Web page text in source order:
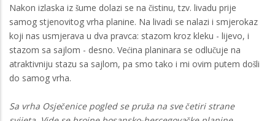
Nakon izlaska iz šume dolazi se na čistinu, tzv. livadu prije
samog stjenovitog vrha planine. Na livadi se nalazi i smjerokaz
koji nas usmjerava u dva pravca: stazom kroz kleku - lijevo, i
stazom sa sajlom - desno. Većina planinara se odlučuje na
atraktivniju stazu sa sajlom, pa smo tako i mi ovim putem došli
do samog vrha.
Sa vrha Osječenice pogled se pruža na sve četiri strane